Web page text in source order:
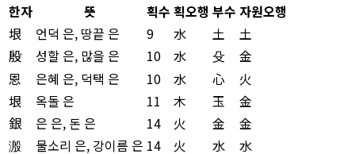
한자 뜻 획수 획오행 부수 자원오행
垠
언덕 은, 땅끝 은 9 水 土
土
殷
성할 은, 많을 은 10 水 殳
金
恩
은혜 은, 덕택 은 10 水 心
火
垠
옥돌 은 11 木 玉
金
銀
은 은, 돈 은 14 火 金
金
溵
물소리 은, 강이름 은 14 火 水 水